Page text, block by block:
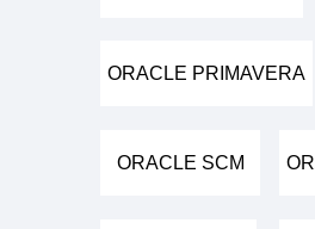
ORACLE PRIMAVERA
ORACLE SCM